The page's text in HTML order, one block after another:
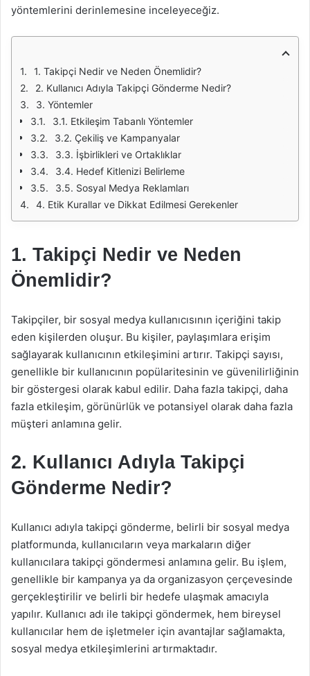
yöntemlerini derinlemesine inceleyeceğiz.
1. Takipçi Nedir ve Neden Önemlidir?
2. Kullanıcı Adıyla Takipçi Gönderme Nedir?
3. Yöntemler
3.1. Etkileşim Tabanlı Yöntemler
3.2. Çekiliş ve Kampanyalar
3.3. İşbirlikleri ve Ortaklıklar
3.4. Hedef Kitlenizi Belirleme
3.5. Sosyal Medya Reklamları
4. Etik Kurallar ve Dikkat Edilmesi Gerekenler
1. Takipçi Nedir ve Neden
Önemlidir?
Takipçiler, bir sosyal medya kullanıcısının içeriğini takip
eden kişilerden oluşur. Bu kişiler, paylaşımlara erişim
sağlayarak kullanıcının etkileşimini artırır. Takipçi sayısı,
genellikle bir kullanıcının popülaritesinin ve güvenilirliğinin
bir göstergesi olarak kabul edilir. Daha fazla takipçi, daha
fazla etkileşim, görünürlük ve potansiyel olarak daha fazla
müşteri anlamına gelir.
2. Kullanıcı Adıyla Takipçi
Gönderme Nedir?
Kullanıcı adıyla takipçi gönderme, belirli bir sosyal medya
platformunda, kullanıcıların veya markaların diğer
kullanıcılara takipçi göndermesi anlamına gelir. Bu işlem,
genellikle bir kampanya ya da organizasyon çerçevesinde
gerçekleştirilir ve belirli bir hedefe ulaşmak amacıyla
yapılır. Kullanıcı adı ile takipçi göndermek, hem bireysel
kullanıcılar hem de işletmeler için avantajlar sağlamakta,
sosyal medya etkileşimlerini artırmaktadır.